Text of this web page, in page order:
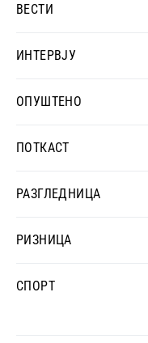
ВЕСТИ
ИНТЕРВЈУ
ОПУШТЕНО
ПОТКАСТ
РАЗГЛЕДНИЦА
РИЗНИЦА
СПОРТ